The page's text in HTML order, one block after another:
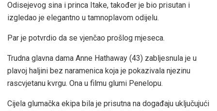
Odisejevog sina i princa Itake, također je bio prisutan i
izgledao je elegantno u tamnoplavom odijelu.
Par je potvrdio da se vjenčao prošlog mjeseca.
Trudna glavna dama Anne Hathaway (43) zabljesnula je u
plavoj haljini bez naramenica koja je pokazivala njezinu
rascvjetanu kvrgu. Ona u filmu glumi Penelopu.
Cijela glumačka ekipa bila je prisutna na događaju uključujući